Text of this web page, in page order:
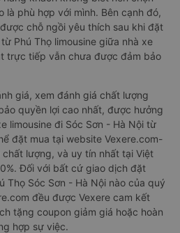
là phù hợp với mình. Bên cạnh đó,
chỗ ngồi yêu thích sau khi đặt
Phú Thọ limousine giữa nhà xe
trực tiếp vẫn chưa được đảm bảo
giá, xem đánh giá chất lượng
quyền lợi cao nhất, được hưởng
limousine đi Sóc Sơn - Hà Nội từ
đặt mua tại website Vexere.com-
lượng, và uy tín nhất tại Việt
Đối với bất cứ giao dịch đặt
Thọ Sóc Sơn - Hà Nội nào của quý
đều được Vexere cam kết
tặng coupon giảm giá hoặc hoàn
hợp sự việc.